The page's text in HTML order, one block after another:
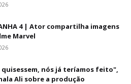
4 | Ator compartilha imagens
Marvel
quisessem, nós já teríamos feito",
Ali sobre a produção